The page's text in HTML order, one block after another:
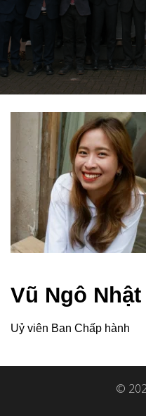
Vũ Ngô
Uỷ viên Ban Chấp hành
©